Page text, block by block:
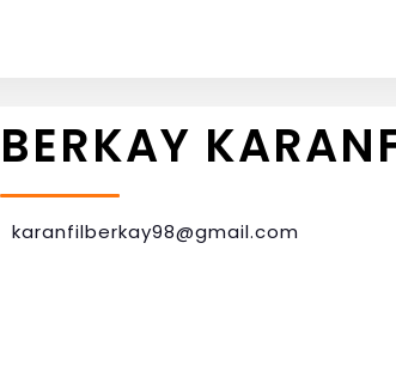
BERKAY
karanfilberkay98@gmail.com